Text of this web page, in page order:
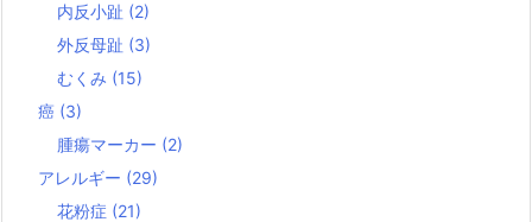
内反小趾 (2)
外反母趾 (3)
むくみ (15)
癌 (3)
腫瘍マーカー (2)
アレルギー (29)
花粉症 (21)